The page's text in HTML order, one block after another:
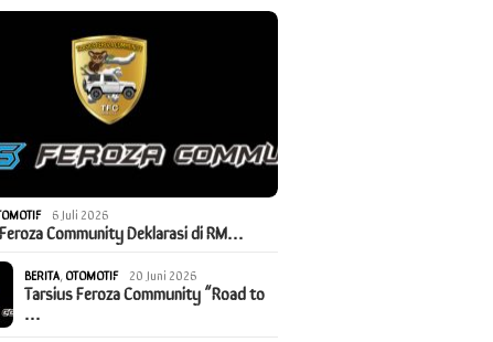
6 Juli 2026
Community Deklarasi di RM…
BERITA,OTOMOTIF 20 Juni 2026
Tarsius Feroza Community “Road to
…